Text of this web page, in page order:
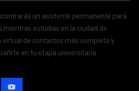
un asistente permanente para
mientras estudias en la ciudad de
virtual de contactos más completa y
en tu etapa universitaria.